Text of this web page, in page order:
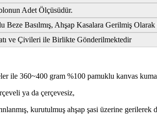
Adet Ölçüsüdür.
Beze Basılmış, Ahşap Kasalara Gerilmiş
ve Çivileri ile Birlikte Gönderilmektedir
ile 360~400 gram %100 pamuklu kanvas
ya da çerçevesiz,
kurutulmuş ahşap şasi üzerine gerilerek